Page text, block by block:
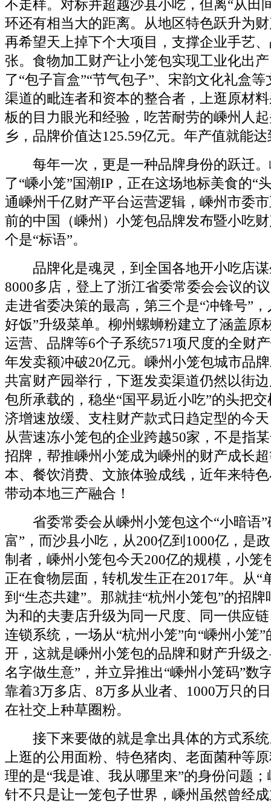
不走样。对标并超越沙县小吃，但离“从田
环还有相当大的距离。从地区特色跃升为
再希望天上掉下个大项目，支撑企业手艺
张。食物加工财产让小笼包实现工业化出
了“包子盲盒”“节气包子”、宋韵文化礼盒
渠道的毗连者和资本的整合者，上逛原材
板的目力眼光和经验，吃苦耐劳的嵊州人
乡，品牌价值达125.59亿元。年产值就能
每年一次，更是一种品牌身份的跃迁。
了“嵊小笼”国潮IP，正在这场地标美食的“
通嵊州千亿财产平台运营逻辑，嵊州市委
前的中国（嵊州）小笼包品牌发布暨小吃
个是“标语”。
品牌化是魂灵，到全国各地开小吃店谋
8000多店，登上了浙江省委常委会会议的
走进省委决策的最高，第三个是“冲锋号”
好饭”升级菜单。柳州螺蛳粉建立了涵盖原
运营、品牌等6个子系统571项尺度的全财
年发卖额冲破20亿元。嵊州小笼包城市品
共富财产园举行，下逛发卖渠道仍然以街
包所承载的，稳坐“国平易近小吃”的头把
济增速放缓、支柱财产款式日趋定型的今
从营速冻小笼包的企业跨越50家，不是指
招牌，帮推嵊州小笼成为嵊州的财产成长
本、餐饮消费、文旅体验成线，近年来特
带动本地三产融合！
省委常委会从嵊州小笼包这个“小暗语”
富”，而沙县小吃，从200亿到1000亿，是
制者，嵊州小笼包今天200亿的规模，小笼
正在食物层面，转机发生正在2017年。从“
到“生态共建”。那就挂“杭州小笼包”的招
为和的夫妻店升级为同一尺度、同一供应
连锁系统，一场从“杭州小笼”向“嵊州小笼
开，这就是嵊州小笼包的品牌和财产升级
名字做生意”，并立异推出“嵊州小笼码”数
靠着3万多店、8万多从业者、1000万只的
在社交上种草圈粉。
接下来要做的就是拿出具体的方式系统
上逛的公用面粉、特色猪肉、老面菌种等
理的是“我是谁、我从哪里来”的身份问题
针不只是让一笼包子世界，嵊州虽然曾经